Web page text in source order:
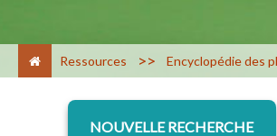
Ressources > Encyclopédie des
NOUVELLE RECHERCHE